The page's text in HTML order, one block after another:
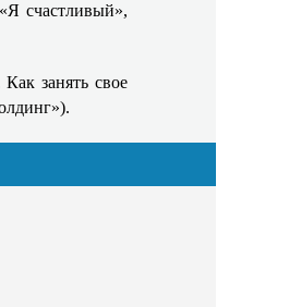
счастливый»,
занять свое